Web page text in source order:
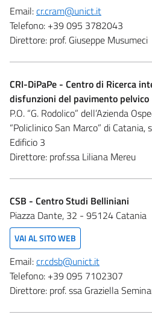
Email:cr.cram@unict.it
Telefono: +39 095 3782043
Direttore: prof. Giuseppe Musumeci
CRI-DiPaPe - Centro di Ricerca
disfunzioni del pavimento pelvico
P.O. “G. Rodolico” dell’Azienda
“Policlinico San Marco” di Catania,
Edificio 3
Direttore: prof.ssa Liliana Mereu
CSB - Centro Studi Belliniani
Piazza Dante, 32 - 95124 Catania
VAI AL SITO WEB
Email:cr.cdsb@unict.it
Telefono: +39 095 7102307
Direttore: prof. ssa Graziella